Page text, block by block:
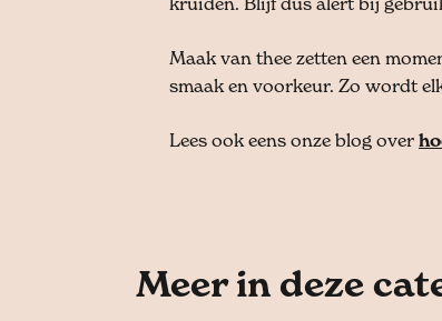
Maak van thee zetten een
smaak en voorkeur. Zo wordt
Lees ook eens onze blog over
Meer in deze